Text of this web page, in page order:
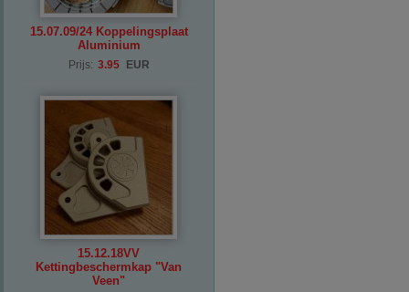
15.07.09/24 Koppelingsplaat
Aluminium
Prijs: 3.95 EUR
15.12.18VV
Kettingbeschermkap "Van
Veen"